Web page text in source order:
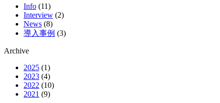
Info (11)
Interview (2)
News (8)
導入事例 (3)
Archive
2025 (1)
2023 (4)
2022 (10)
2021 (9)